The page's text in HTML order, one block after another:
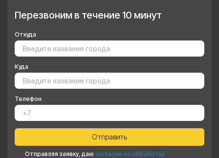
Перезвоним в течение 10 минут
Откуда
Куда
Телефон
Отправляя заявку, даю согласие на обработку